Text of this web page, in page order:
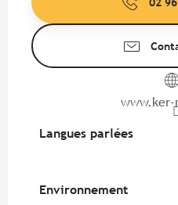
www.ker-
Langues parlées
Langues parlées
Environnement
Environnement